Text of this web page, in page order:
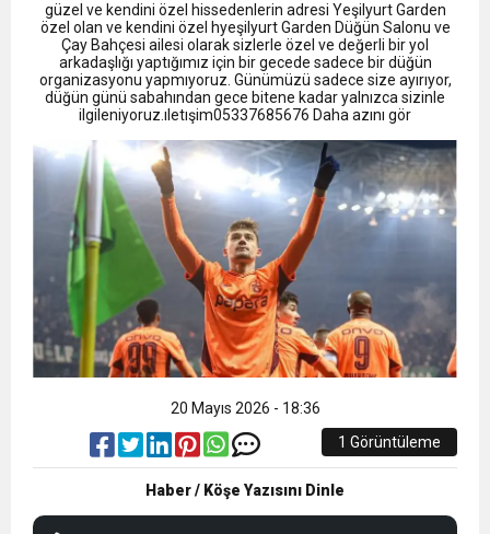
KAP’a Bildirdi
güzel ve kendini özel hissedenlerin adresi Yeşilyurt Garden
özel olan ve kendini özel hyeşilyurt Garden Düğün Salonu ve
Çay Bahçesi ailesi olarak sizlerle özel ve değerli bir yol
arkadaşlığı yaptığımız için bir gecede sadece bir düğün
organizasyonu yapmıyoruz. Günümüzü sadece size ayırıyor,
düğün günü sabahından gece bitene kadar yalnızca sizinle
ilgileniyoruz.ıletışim05337685676 Daha azını gör
20 Mayıs 2026 - 18:36
1 Görüntüleme
Haber / Köşe Yazısını Dinle